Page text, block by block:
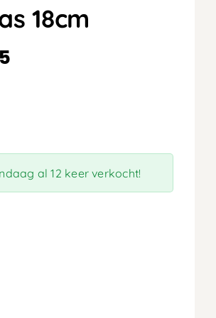
18cm
al 12 keer verkocht!